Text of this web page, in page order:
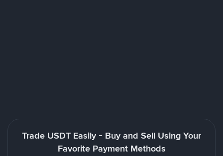
Trade USDT Easily - Buy and Sell Using Your
Favorite Payment Methods